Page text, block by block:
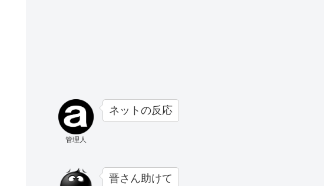
管理人
ネットの反応
晋さん助けて